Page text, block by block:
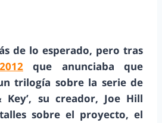
de lo esperado, pero tras
que anunciaba que
trilogía sobre la serie de
Key’, su creador, Joe Hill
sobre el proyecto, el